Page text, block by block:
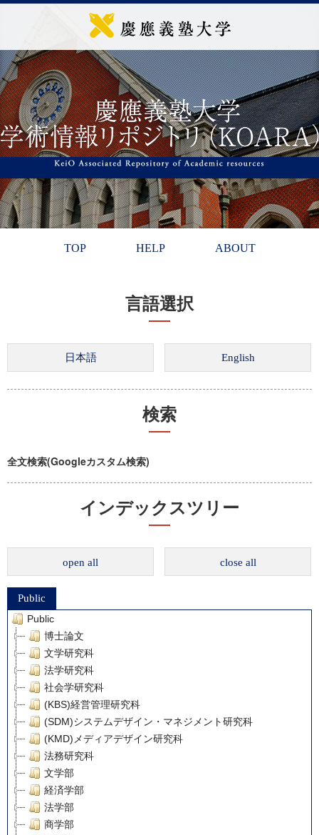
TOP HELP ABOUT
言語選択
検索
全文検索(Googleカスタム検索)
インデックスツリー
open all close all
Public
Public
博士論文
文学研究科
法学研究科
社会学研究科
(KBS)経営管理研究科
(SDM)システムデザイン・マネジメント研究科
(KMD)メディアデザイン研究科
法務研究科
文学部
経済学部
法学部
商学部